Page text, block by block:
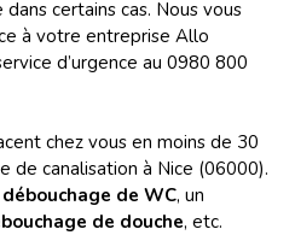
certains cas. Nous vous
à votre entreprise Allo
d’urgence au 0980 800
chez vous en moins de 30
de canalisation à Nice (06000).
débouchage de WC, un
de douche, etc.